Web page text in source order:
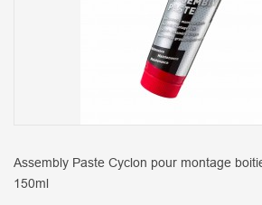
Assembly Paste Cyclon pour montage
150ml